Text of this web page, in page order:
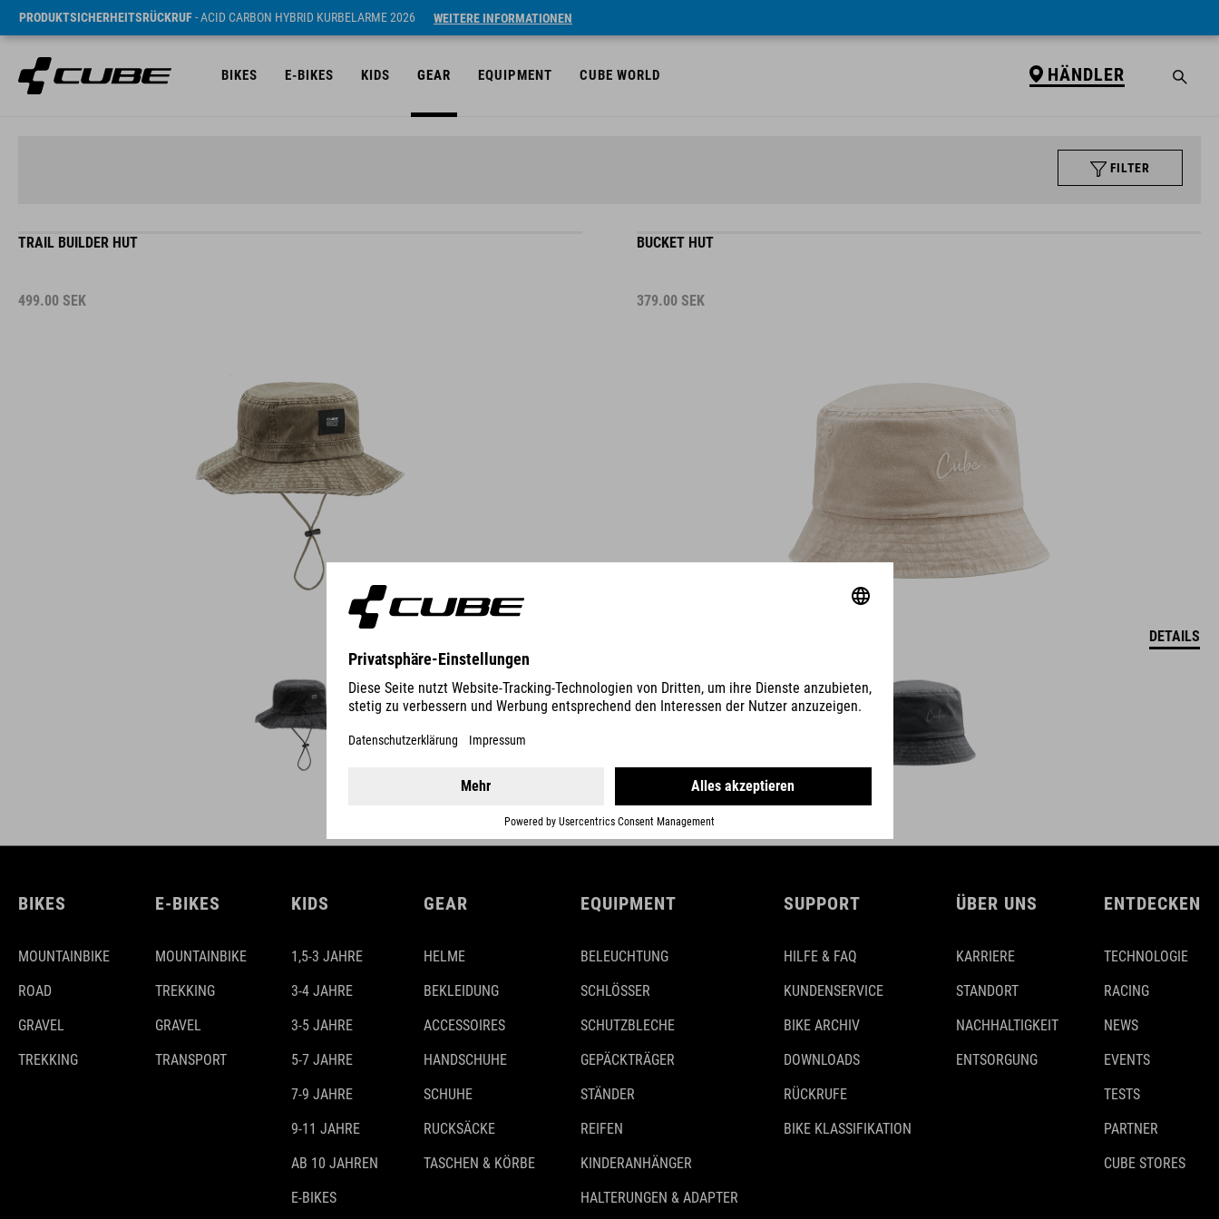
PRODUKTSICHERHEITSRÜCKRUF- ACID CARBON HYBRID KURBELARME 2026 WEITERE INFORMATIONEN
BIKES E-BIKES KIDS GEAR EQUIPMENT CUBE WORLD HÄNDLER
FILTER
TRAIL BUILDER HUT
499.00 SEK
BUCKET HUT
379.00 SEK
DETAILS
BIKES
MOUNTAINBIKE
ROAD
GRAVEL
TREKKING
E-BIKES
MOUNTAINBIKE
TREKKING
GRAVEL
TRANSPORT
KIDS
1,5-3 JAHRE
3-4 JAHRE
3-5 JAHRE
5-7 JAHRE
7-9 JAHRE
9-11 JAHRE
AB 10 JAHREN
E-BIKES
GEAR
HELME
BEKLEIDUNG
ACCESSOIRES
HANDSCHUHE
SCHUHE
RUCKSÄCKE
TASCHEN & KÖRBE
EQUIPMENT
BELEUCHTUNG
SCHLÖSSER
SCHUTZBLECHE
GEPÄCKTRÄGER
STÄNDER
REIFEN
KINDERANHÄNGER
HALTERUNGEN & ADAPTER
SUPPORT
HILFE & FAQ
KUNDENSERVICE
BIKE ARCHIV
DOWNLOADS
RÜCKRUFE
BIKE KLASSIFIKATION
ÜBER UNS
KARRIERE
STANDORT
NACHHALTIGKEIT
ENTSORGUNG
ENTDECKEN
TECHNOLOGIE
RACING
NEWS
EVENTS
TESTS
PARTNER
CUBE STORES